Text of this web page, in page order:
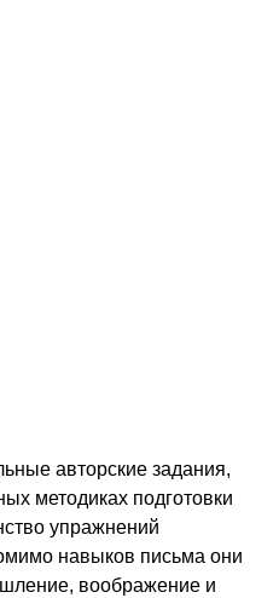
авторские задания,
методиках подготовки
упражнений
навыков письма они
воображение и